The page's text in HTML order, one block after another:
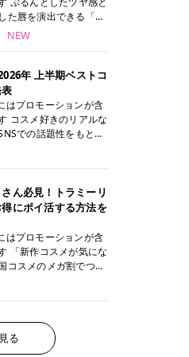
取り後にそのまま部分
て使えるトナーパッド
す。 一方、拭き取り化
イプのため、コットン
お気に入りの化粧水を
コストを抑えて続けた
す。 トナーパッ
質
ア・部分用パックまで
利なスキンケアアイ
こでは、トナーパッド
では落としきれない古
な皮脂汚れをやさしく
めらかな肌へ整えま
たトナーパッドなら、
す。 部分パック
ーパッド
になる頬や額、小鼻な
フォーマンスも重視し
ディオスターモノリス
ーNeXT PRO 公式サイ
クリニック 52,800円
円(税込)/5回 ジェ
ズを選べるため、脱毛
たい方におすすめ！ ジ
クスプロ ジェントルマ
ラス ジェントルレーズ
チタニウム 公式サイ
クリニック 49,500円
円(税込)/6回 エミ
も安くて通いやすい ク
公式サイト> リゼクリ
円(税込)/5回 144,80
毛質に合わせて脱毛
！有効期限も5年と長
に通いやすい ラシャ
ーNeXT PRO ジェント
イト> ｜そもそも
脱毛とエステ脱毛、ど
手軽に全身医療脱毛を
クして、ご自身にぴっ
特徴 脱毛器 詳細 フ
ック 52,800円(税込)/5
税込)/5回 肌への負担
ら、コストパフォーマ
たい方に！ メディオス
メディオスターNeXT
ト> レジーナクリニッ
(税込)/5回 99,000円(税
トルシリーズを選べ
機にこだわりたい方に
ェントルマックスプロ
ックスプロプラス ジェ
プロ ソプラノチタニウ
> エミナルクリニック
)/6回 93,500円(税
ルクリニックの始め
リスタルプロ 公式サ
リニック 109,800円(税
た唇を演出できる「C
ャンメイク）むちぷる
られることから、SNS
気リップです。 「自分
ーが似合う？」「イエ
のおすすめは？」と気
方も多いのではないで
介！それぞれの色味や
うのかまで詳しく解説
イクアップ効果による
ちぷるティントとは？
ちぷるティントは、テ
ンパー・保湿ケアを1
ップです。 するすると
かなテクスチャーで、
ーしながら、むっちり
ある唇を演出します。
しにくくデイリー使い
細を見る
NEW
年 上半期ベストコ
はプロモーションが含
な
での話題性をもとに
COSMEbi 2026年上半
、カテゴリ別にご紹介
までの半年間におい
内でのクチコミとSN
を元に選出されたコス
アなどの化粧品を「総
分けて1位～3位までを
発表！ 2026年上
ュー
フィットグロス」 👑
ットグロス」の特徴 唇
ん必見！トラミーリ
にポイ活する方法を
はプロモーションが含
な
コスメのメガ割でつい
まう……」 そんな美容
るだけでポイントを貯
、コスメやスキンケア
を少しでも抑えたい方
る